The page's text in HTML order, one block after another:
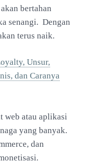
bertahan
senangi. Dengan
terus naik.
Unsur,
dan Caranya
web atau aplikasi
yang banyak.
dan